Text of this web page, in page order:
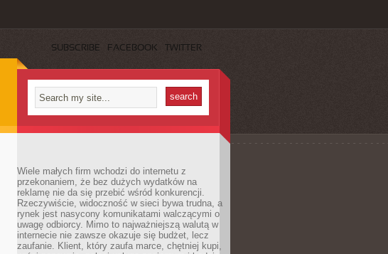
SUBSCRIBE FACEBOOK TWITTER
Wiele małych firm wchodzi do internetu z
przekonaniem, że bez dużych wydatków na
reklamę nie da się przebić wśród konkurencji.
Rzeczywiście, widoczność w sieci bywa trudna, a
rynek jest nasycony komunikatami walczącymi o
uwagę odbiorcy. Mimo to najważniejszą walutą w
internecie nie zawsze okazuje się budżet, lecz
zaufanie. Klient, który zaufa marce, chętniej kupi,